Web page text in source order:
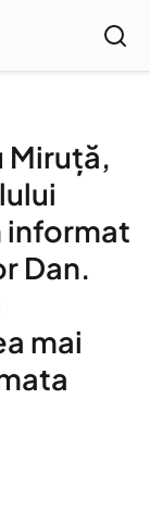
Miruță,
informat
Dan.
mai